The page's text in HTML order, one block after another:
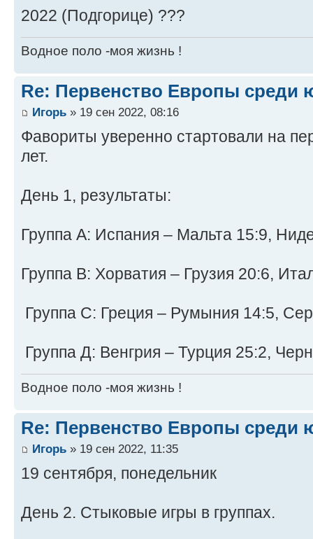
2022 (Подгорице) ???
Водное поло -моя жизнь !
Re: Первенство Европы среди
Игорь » 19 сен 2022, 08:16
Фавориты уверенно стартовали на
лет.
День 1, результаты:
Группа A: Испания – Мальта 15:9,
Группа B: Хорватия – Грузия 20:6,
Группа C: Греция – Румыния 14:5,
Группа Д: Венгрия – Турция 25:2,
Водное поло -моя жизнь !
Re: Первенство Европы среди
Игорь » 19 сен 2022, 11:35
19 сентября, понедельник
День 2. Стыковые игры в группах.